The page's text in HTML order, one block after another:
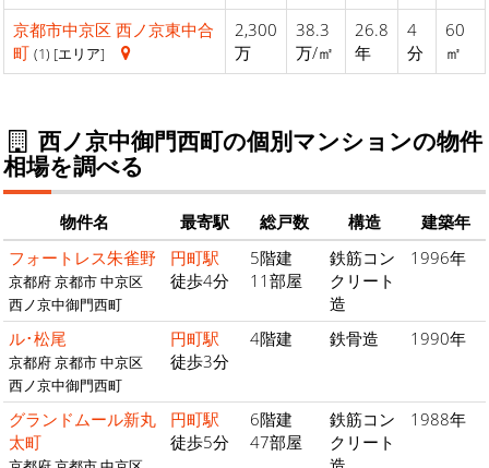
京都市中京区 西ノ京東中合
町 (1) [エリア]
2,300
万
38.3
万/㎡
26.8
年
4
分
60
㎡
西ノ京中御門西町の個別マンションの物件
相場を調べる
物件名 最寄駅 総戸数 構造
建築年
フォートレス朱雀野
京都府 京都市 中京区
西ノ京中御門西町
円町駅
徒歩4分
5階建
11部屋
鉄筋コン
クリート
造
1996年
ル･松尾
京都府 京都市 中京区
西ノ京中御門西町
円町駅
徒歩3分
4階建 鉄骨造 1990年
グランドムール新丸
太町
円町駅
徒歩5分
6階建
47部屋
鉄筋コン
クリート
1988年